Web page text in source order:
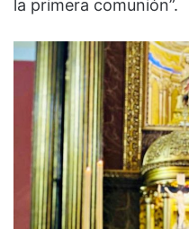
la primera comunión”.